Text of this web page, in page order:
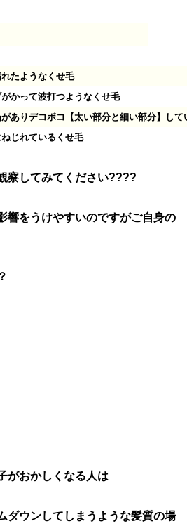
たようなくせ毛
かって波打つようなくせ毛
ありデコボコ【太い部分と細い部分】して
じれているくせ毛
察してみてください????
響をうけやすいのですがご自身の
がおかしくなる人は
ダウンしてしまうような髪質の場